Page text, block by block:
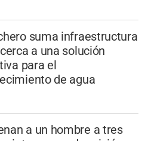
suma infraestructura
a una solución
para el
de agua
a un hombre a tres